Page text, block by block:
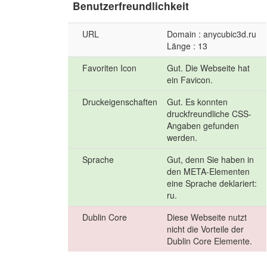
Benutzerfreundlichkeit
URL
Domain : anycubic3d.ru
Länge : 13
Favoriten Icon
Gut. Die Webseite hat
ein Favicon.
Druckeigenschaften
Gut. Es konnten
druckfreundliche CSS-
Angaben gefunden
werden.
Sprache
Gut, denn Sie haben in
den META-Elementen
eine Sprache deklariert:
ru.
Dublin Core
Diese Webseite nutzt
nicht die Vorteile der
Dublin Core Elemente.